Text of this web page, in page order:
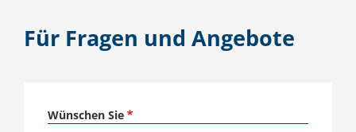
Für Fragen und Angebote
Wünschen Sie